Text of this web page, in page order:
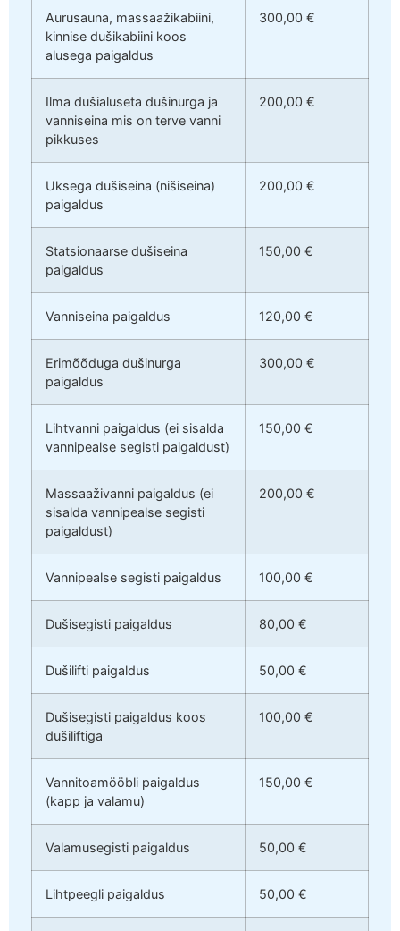
Aurusauna, massaažikabiini,
kinnise dušikabiini koos
alusega paigaldus
300,00 €
Ilma dušialuseta dušinurga ja
vanniseina mis on terve vanni
pikkuses
200,00 €
Uksega dušiseina (nišiseina)
paigaldus
200,00 €
Statsionaarse dušiseina
paigaldus
150,00 €
Vanniseina paigaldus 120,00 €
Erimõõduga dušinurga
paigaldus
300,00 €
Lihtvanni paigaldus (ei sisalda
vannipealse segisti paigaldust)
150,00 €
Massaaživanni paigaldus (ei
sisalda vannipealse segisti
paigaldust)
200,00 €
Vannipealse segisti paigaldus 100,00 €
Dušisegisti paigaldus 80,00 €
Dušilifti paigaldus 50,00 €
Dušisegisti paigaldus koos
dušiliftiga
100,00 €
Vannitoamööbli paigaldus
(kapp ja valamu)
150,00 €
Valamusegisti paigaldus 50,00 €
Lihtpeegli paigaldus 50,00 €